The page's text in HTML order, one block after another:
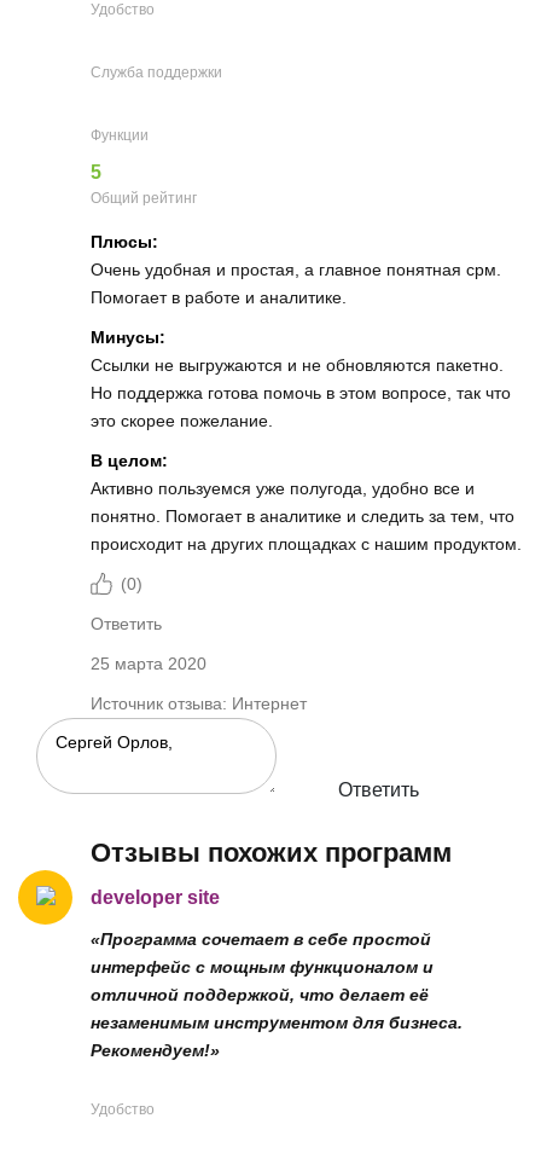
Удобство
Служба поддержки
Функции
5
Общий рейтинг
Плюсы:
Очень удобная и простая, а главное понятная срм.
Помогает в работе и аналитике.
Минусы:
Ссылки не выгружаются и не обновляются пакетно.
Но поддержка готова помочь в этом вопросе, так что
это скорее пожелание.
В целом:
Активно пользуемся уже полугода, удобно все и
понятно. Помогает в аналитике и следить за тем, что
происходит на других площадках с нашим продуктом.
(0)
Ответить
25 марта 2020
Источник отзыва: Интернет
Ответить
Отзывы похожих программ
developer site
«Программа сочетает в себе простой
интерфейс с мощным функционалом и
отличной поддержкой, что делает её
незаменимым инструментом для бизнеса.
Рекомендуем!»
Удобство